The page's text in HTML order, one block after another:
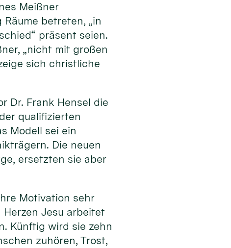
Meißner
betreten, „in
präsent seien.
„nicht mit großen
sich christliche
Dr. Frank Hensel die
qualifizierten
Modell sei ein
Die neuen
ersetzten sie aber
Motivation sehr
Jesu arbeitet
Künftig wird sie zehn
zuhören, Trost,